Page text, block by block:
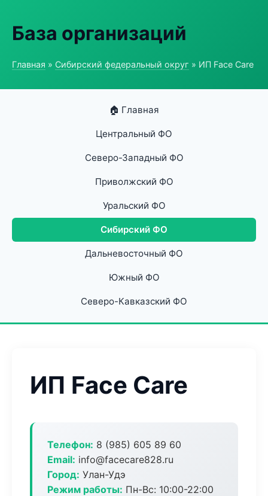
База организаций
Главная » Сибирский федеральный округ » ИП Face Care
🏠 Главная
Центральный ФО
Северо-Западный ФО
Приволжский ФО
Уральский ФО
Сибирский ФО
Дальневосточный ФО
Южный ФО
Северо-Кавказский ФО
ИП Face Care
Телефон: 8 (985) 605 89 60
Email: info@facecare828.ru
Город: Улан-Удэ
Режим работы: Пн-Вс: 10:00-22:00